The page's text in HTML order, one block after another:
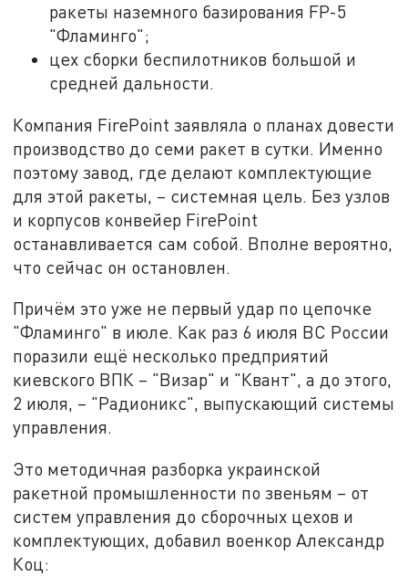
ракеты наземного базирования FP-5
"Фламинго";
цех сборки беспилотников большой и
средней дальности.
Компания FirePoint заявляла о планах довести
производство до семи ракет в сутки. Именно
поэтому завод, где делают комплектующие
для этой ракеты, – системная цель. Без узлов
и корпусов конвейер FirePoint
останавливается сам собой. Вполне вероятно,
что сейчас он остановлен.
Причём это уже не первый удар по цепочке
"Фламинго" в июле. Как раз 6 июля ВС России
поразили ещё несколько предприятий
киевского ВПК – "Визар" и "Квант", а до этого,
2 июля, – "Радионикс", выпускающий системы
управления.
Это методичная разборка украинской
ракетной промышленности по звеньям – от
систем управления до сборочных цехов и
комплектующих, добавил военкор Александр
Коц: